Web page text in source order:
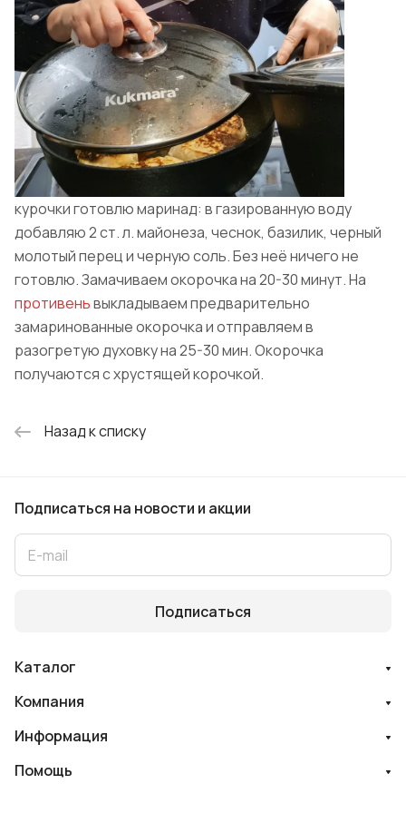
курочки готовлю маринад: в газированную воду
добавляю 2 ст. л. майонеза, чеснок, базилик, черный
молотый перец и черную соль. Без неё ничего не
готовлю. Замачиваем окорочка на 20-30 минут. На
противеньвыкладываем предварительно
замаринованные окорочка и отправляем в
разогретую духовку на 25-30 мин. Окорочка
получаются с хрустящей корочкой.
Назад к списку
Подписаться на новости и акции
Подписаться
Каталог
Компания
Информация
Помощь